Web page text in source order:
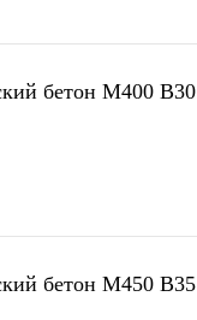
бетон М400 В30
бетон М450 В35